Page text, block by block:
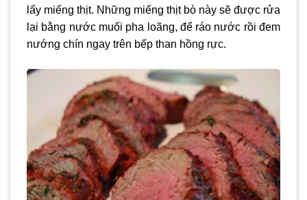
lấy miếng thịt. Những miếng thịt bò này sẽ được rửa
lại bằng nước muối pha loãng, để ráo nước rồi đem
nướng chín ngay trên bếp than hồng rực.